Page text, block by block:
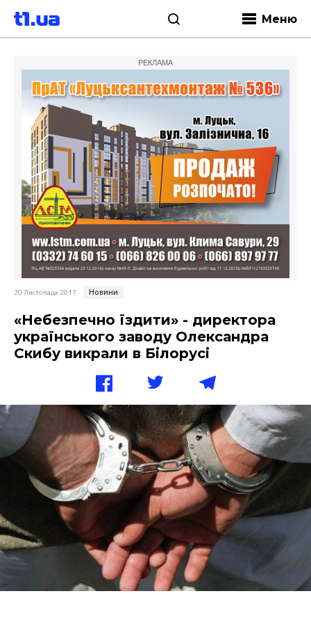
Меню
РЕКЛАМА
20 Листопада 2017 Новини
«Небезпечно їздити» - директора
українського заводу Олександра
Скибу викрали в Білорусі